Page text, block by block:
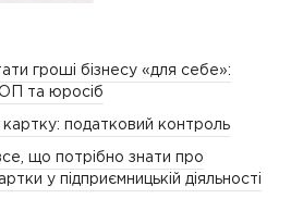
гроші бізнесу «для себе»:
та юросіб
картку: податковий контроль
що потрібно знати про
у підприємницькій діяльності